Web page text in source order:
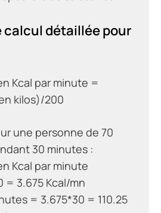
calcul détaillée pour
Kcal par minute =
kilos)/200
une personne de 70
30 minutes :
Kcal par minute
= 3.675 Kcal/mn
= 3.675*30 = 110.25